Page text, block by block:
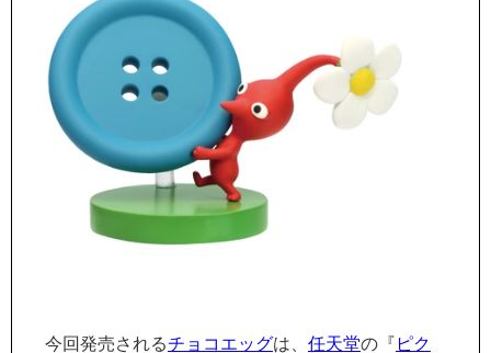
今回発売されるチョコエッグは、 任天堂の『 ピク